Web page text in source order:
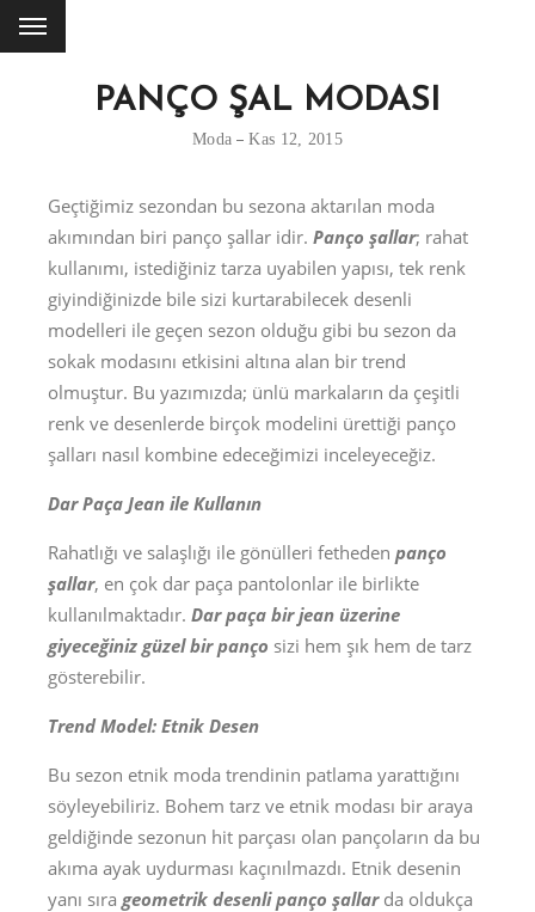
PANÇO ŞAL MODASI
Moda Kas 12, 2015
Geçtiğimiz sezondan bu sezona aktarılan moda
akımından biri panço şallar idir. Panço şallar; rahat
kullanımı, istediğiniz tarza uyabilen yapısı, tek renk
giyindiğinizde bile sizi kurtarabilecek desenli
modelleri ile geçen sezon olduğu gibi bu sezon da
sokak modasını etkisini altına alan bir trend
olmuştur. Bu yazımızda; ünlü markaların da çeşitli
renk ve desenlerde birçok modelini ürettiği panço
şalları nasıl kombine edeceğimizi inceleyeceğiz.
Dar Paça Jean ile Kullanın
Rahatlığı ve salaşlığı ile gönülleri fetheden panço
şallar, en çok dar paça pantolonlar ile birlikte
kullanılmaktadır. Dar paça bir jean üzerine
giyeceğiniz güzel bir panço sizi hem şık hem de tarz
gösterebilir.
Trend Model: Etnik Desen
Bu sezon etnik moda trendinin patlama yarattığını
söyleyebiliriz. Bohem tarz ve etnik modası bir araya
geldiğinde sezonun hit parçası olan pançoların da bu
akıma ayak uydurması kaçınılmazdı. Etnik desenin
yanı sıra geometrik desenli panço şallarda oldukça